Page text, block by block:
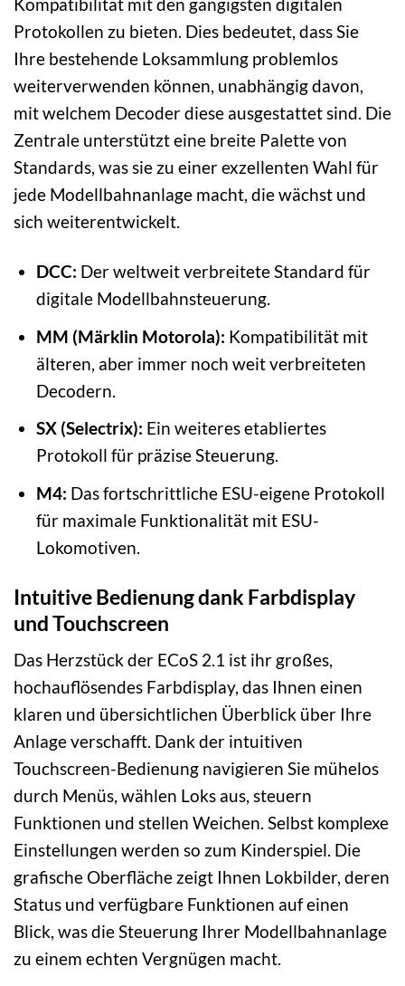
Kompatibilität mit den gängigsten digitalen
Protokollen zu bieten. Dies bedeutet, dass Sie
Ihre bestehende Loksammlung problemlos
weiterverwenden können, unabhängig davon,
mit welchem Decoder diese ausgestattet sind. Die
Zentrale unterstützt eine breite Palette von
Standards, was sie zu einer exzellenten Wahl für
jede Modellbahnanlage macht, die wächst und
sich weiterentwickelt.
DCC: Der weltweit verbreitete Standard für
digitale Modellbahnsteuerung.
MM (Märklin Motorola): Kompatibilität mit
älteren, aber immer noch weit verbreiteten
Decodern.
SX (Selectrix): Ein weiteres etabliertes
Protokoll für präzise Steuerung.
M4: Das fortschrittliche ESU-eigene Protokoll
für maximale Funktionalität mit ESU-
Lokomotiven.
Intuitive Bedienung dank Farbdisplay
und Touchscreen
Das Herzstück der ECoS 2.1 ist ihr großes,
hochauflösendes Farbdisplay, das Ihnen einen
klaren und übersichtlichen Überblick über Ihre
Anlage verschafft. Dank der intuitiven
Touchscreen-Bedienung navigieren Sie mühelos
durch Menüs, wählen Loks aus, steuern
Funktionen und stellen Weichen. Selbst komplexe
Einstellungen werden so zum Kinderspiel. Die
grafische Oberfläche zeigt Ihnen Lokbilder, deren
Status und verfügbare Funktionen auf einen
Blick, was die Steuerung Ihrer Modellbahnanlage
zu einem echten Vergnügen macht.